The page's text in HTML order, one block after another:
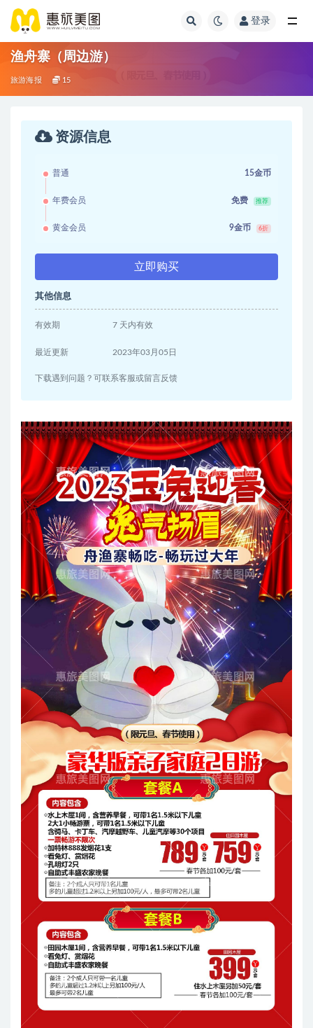
登录
渔舟寨（周边游）
旅游海报 15
资源信息
普通 15金币
年费会员 免费 推荐
黄金会员 9金币 6折
立即购买
其他信息
有效期 7 天内有效
最近更新 2023年03月05日
下载遇到问题？可联系客服或留言反馈